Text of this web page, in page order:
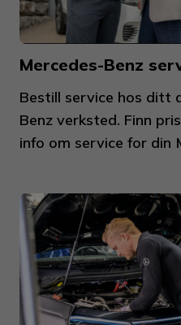
Mercedes-Benz
Bestill service hos ditt
Benz verksted. Finn
info om service for din